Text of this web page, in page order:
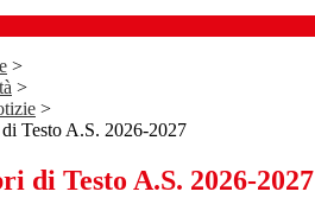
>
>
>
Testo A.S. 2026-2027
di Testo A.S. 2026-2027